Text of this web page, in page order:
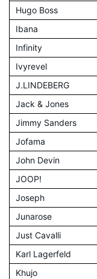
Hugo Boss
Ibana
Infinity
Ivyrevel
J.LINDEBERG
Jack & Jones
Jimmy Sanders
Jofama
John Devin
JOOP!
Joseph
Junarose
Just Cavalli
Karl Lagerfeld
Khujo